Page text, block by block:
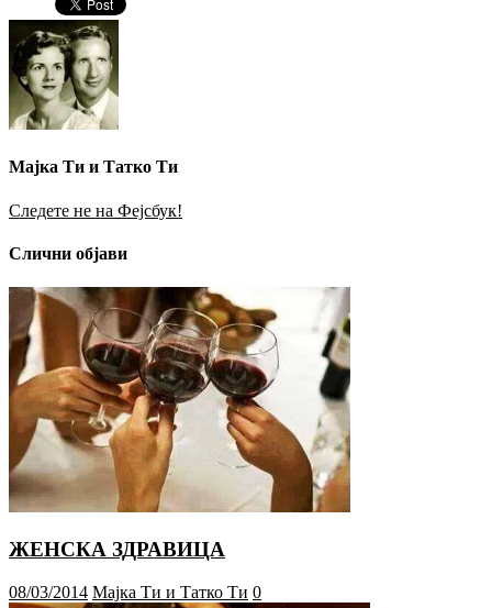
Мајка Ти и Татко Ти
Следете не на Фејсбук!
Слични објави
ЖЕНСКА ЗДРАВИЦА
08/03/2014 Мајка Ти и Татко Ти 0